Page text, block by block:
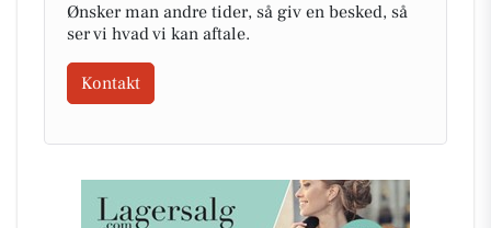
Ønsker man andre tider, så giv en besked, så
ser vi hvad vi kan aftale.
Kontakt